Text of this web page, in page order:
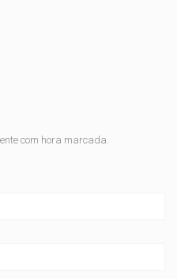
com hora marcada.